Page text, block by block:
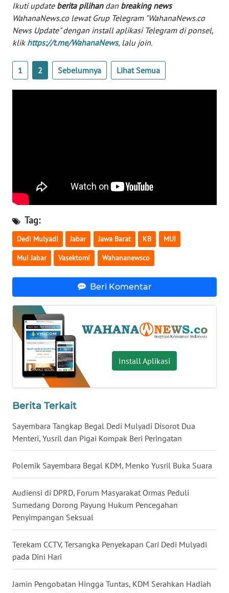
Ikuti update berita pilihandan breaking news
WahanaNews.co lewat Grup Telegram "WahanaNews.co
News Update" dengan install aplikasi Telegram di ponsel,
klik https://t.me/WahanaNews, lalu join.
1 2 Sebelumnya Lihat Semua
Tag:
Dedi Mulyadi Jabar Jawa Barat KB MUI
Mui Jabar Vasektomi Wahananewsco
Beri Komentar
Install Aplikasi
Berita Terkait
Sayembara Tangkap Begal Dedi Mulyadi Disorot Dua
Menteri, Yusril dan Pigai Kompak Beri Peringatan
Polemik Sayembara Begal KDM, Menko Yusril Buka Suara
Audiensi di DPRD, Forum Masyarakat Ormas Peduli
Sumedang Dorong Payung Hukum Pencegahan
Penyimpangan Seksual
Terekam CCTV, Tersangka Penyekapan Cari Dedi Mulyadi
pada Dini Hari
Jamin Pengobatan Hingga Tuntas, KDM Serahkan Hadiah
KAMI
INFO
IKLAN
TENTANG
DISCLAIMER
Wahana
News
Regional
SUMUT
WN
JAKARTA
WN
JABAR
WN
WN
NTT
WN
KEPRI
WN
WN